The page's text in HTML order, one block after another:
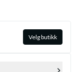
Velg butikk